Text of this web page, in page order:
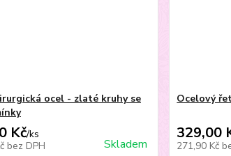
ocel - zlaté kruhy se
Kč/ks
bez DPH
Skladem
Ocelový
329,00
271,90 Kč